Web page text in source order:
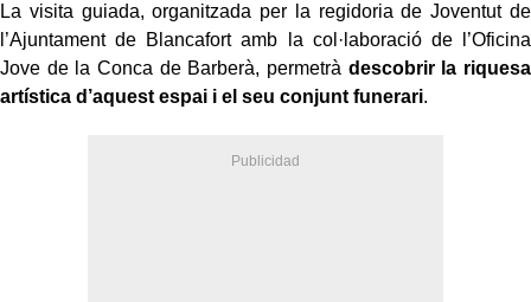
La visita guiada, organitzada per la regidoria de Joventut de
l’Ajuntament de Blancafort amb la col·laboració de l’Oficina
Jove de la Conca de Barberà, permetrà descobrir la riquesa
artística d’aquest espai i el seu conjunt funerari.